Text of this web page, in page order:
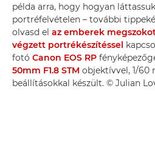
példa arra, hogy hogyan
portréfelvételen – további
olvasd el az emberek
végzett portrékészítéssel
fotó Canon EOS RP
50mm F1.8 STM objektívvel, 1/60
beállításokkal készült. © Julian